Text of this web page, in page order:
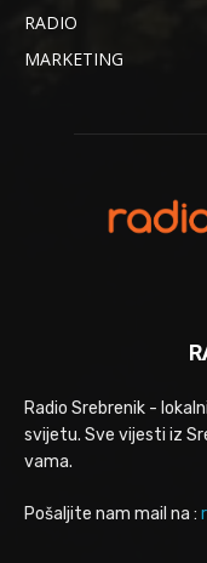
RADIO
MARKETING
Radio Srebrenik -
svijetu. Sve vijesti iz
vama.
Pošaljite nam mail na :